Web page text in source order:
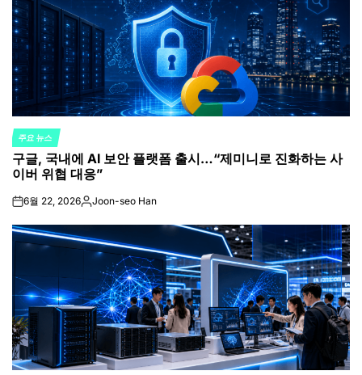
POSTED
IN
주요 뉴스
구글, 국내에 AI 보안 플랫폼 출시…“제미니로 진화하는 사
이버 위협 대응”
on6월 22, 2026Posted
Joon-seo Han